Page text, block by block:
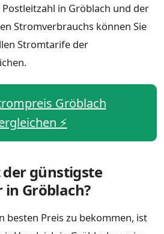
in Gröblach und der
Stromverbrauchs können Sie
Stromtarife der
Gröblach
⚡️
günstigste
Gröblach?
besten Preis zu bekommen, ist